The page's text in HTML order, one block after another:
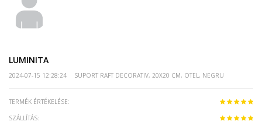
LUMINITA
2024-07-15 12:28:24 SUPORT RAFT DECORATIV, 20X20 CM, OTEL, NEGRU
TERMÉK ÉRTÉKELÉSE:
SZÁLLÍTÁS: